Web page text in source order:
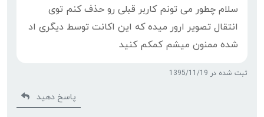
سلام چطور می تونم کاربر قبلی رو حذف کنم توی
انتقال تصویر ارور میده که این اکانت توسط دیگری اد
شده ممنون میشم کمکم کنید
ثبت شده در 1395/11/19
پاسخ دهید